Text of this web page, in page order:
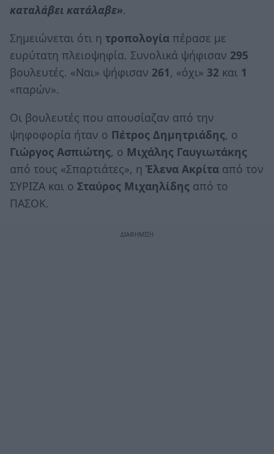
καταλάβει κατάλαβε».
Σημειώνεται ότι η τροπολογία πέρασε με
ευρύτατη πλειοψηφία. Συνολικά ψήφισαν 295
βουλευτές. «Ναι» ψήφισαν 261, «όχι» 32 και 1
«παρών».
Οι βουλευτές που απουσίαζαν από την
ψηφοφορία ήταν ο Πέτρος Δημητριάδης, ο
Γιώργος Ασπιώτης, ο Μιχάλης Γαυγιωτάκης
από τους «Σπαρτιάτες», η Έλενα Ακρίτα από τον
ΣΥΡΙΖΑ και ο Σταύρος Μιχαηλίδης από το
ΠΑΣΟΚ.